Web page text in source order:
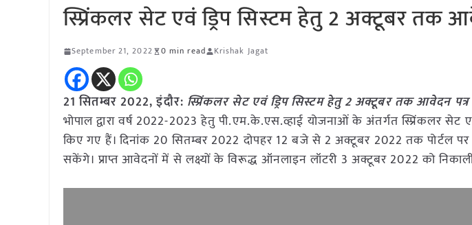
स्प्रिंकलर सेट एवं ड्रिप सिस्टम हेतु 2 अक्टूबर तक
September 21, 2022 0 min read Krishak Jagat
21 सितम्बर 2022, इंदौर: स्प्रिंकलर सेट एवं ड्रिप सिस्टम हेतु 2 अक्टूबर तक आवेदन पत्र
भोपाल द्वारा वर्ष 2022-2023 हेतु पी.एम.के.एस.व्हाई योजनाओं के अंतर्गत स्प्रिंकलर सेट
किए गए हैं। दिनांक 20 सितम्बर 2022 दोपहर 12 बजे से 2 अक्टूबर 2022 तक
सकेंगे। प्राप्त आवेदनों में से लक्ष्यों के विरूद्ध ऑनलाइन लॉटरी 3 अक्टूबर 2022 को